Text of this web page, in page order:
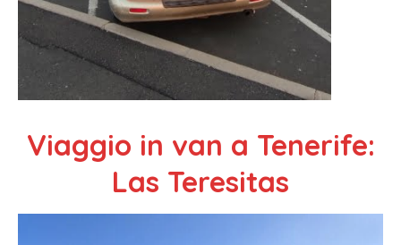
Viaggio in van a Tenerife:
Las Teresitas